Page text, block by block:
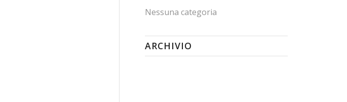
Nessuna categoria
ARCHIVIO